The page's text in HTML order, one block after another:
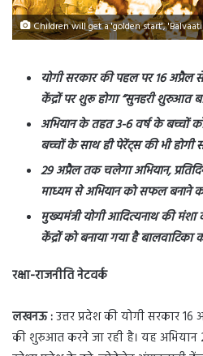
Children will get a 'golden start',
योगी सरकार की पहल पर 16
केंद्रों पर शुरू होगा “सुनहरी शुरुआत
अभियान के तहत 3-6 वर्ष के बच्चों
बच्चों के साथ ही पेरेंट्स की भी होगी
29 अप्रैल तक चलेगा अभियान,
माध्यम से अभियान को सफल बनाने
मुख्यमंत्री योगी आदित्यनाथ की
केंद्रों को बनाया गया है बालवाटिका
रक्षा-राजनीति नेटवर्क
लखनऊ :उत्तर प्रदेश की योगी सरकार 16
की शुरुआत करने जा रही है। यह